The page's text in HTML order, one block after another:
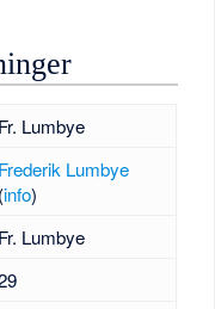
Fr. Lumbye
Frederik Lumbye
(info)
Fr. Lumbye